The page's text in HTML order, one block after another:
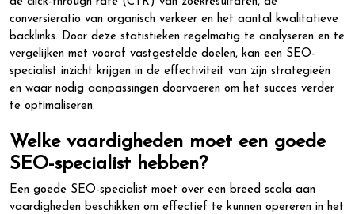
conversieratio van organisch verkeer en het aantal kwalitatieve
backlinks. Door deze statistieken regelmatig te analyseren en te
vergelijken met vooraf vastgestelde doelen, kan een SEO-
specialist inzicht krijgen in de effectiviteit van zijn strategieën
en waar nodig aanpassingen doorvoeren om het succes verder
te optimaliseren.
Welke vaardigheden moet een goede
SEO-specialist hebben?
Een goede SEO-specialist moet over een breed scala aan
vaardigheden beschikken om effectief te kunnen opereren in het